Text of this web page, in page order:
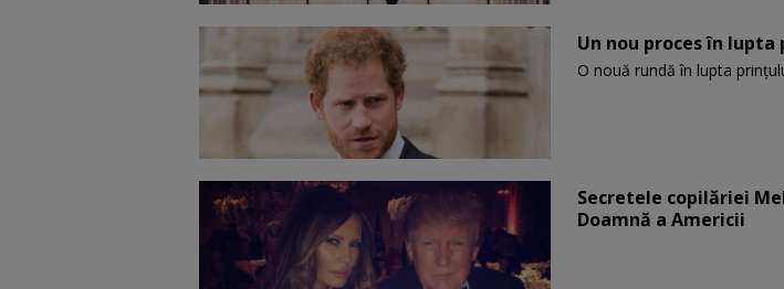
Un nou proces în
O nouă rundă în lupta
Secretele copilăriei
Doamnă a Americii